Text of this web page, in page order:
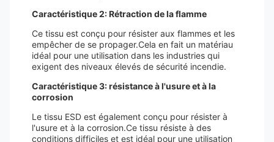
Caractéristique 2: Rétraction de la flamme
Ce tissu est conçu pour résister aux flammes et les
empêcher de se propager.Cela en fait un matériau
idéal pour une utilisation dans les industries qui
exigent des niveaux élevés de sécurité incendie.
Caractéristique 3: résistance à l'usure et à la
corrosion
Le tissu ESD est également conçu pour résister à
l'usure et à la corrosion.Ce tissu résiste à des
conditions difficiles et est idéal pour une utilisation